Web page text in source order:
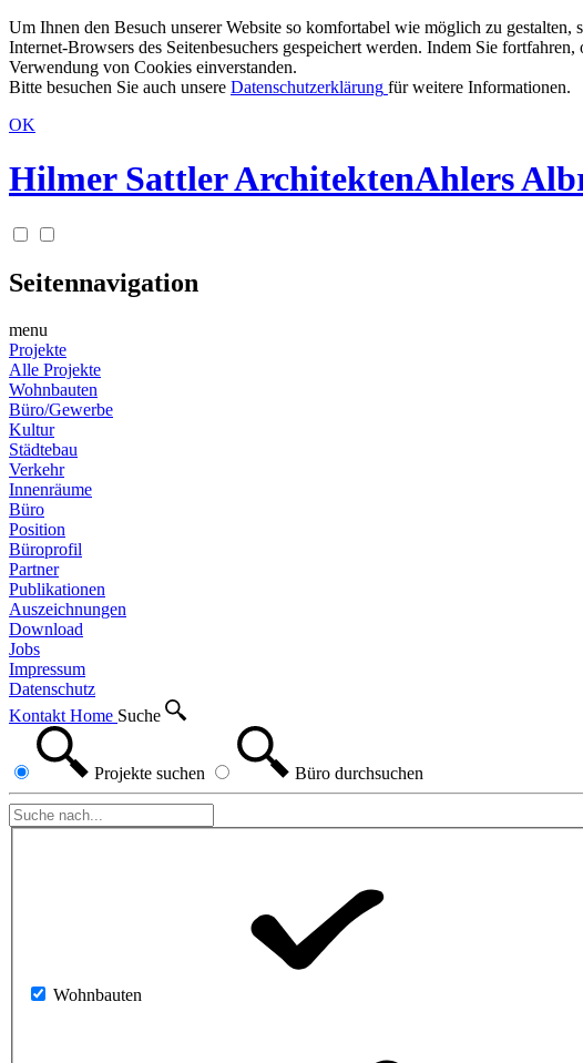
Um Ihnen den Besuch unserer Website so komfortabel wie möglich zu
Internet-Browsers des Seitenbesuchers gespeichert werden. Indem Sie
Verwendung von Cookies einverstanden.
Bitte besuchen Sie auch unsere Datenschutzerklärung für weitere Informationen.
OK
Hilmer Sattler ArchitektenAhlers
Seitennavigation
menu
Projekte
Alle Projekte
Wohnbauten
Büro/Gewerbe
Kultur
Städtebau
Verkehr
Innenräume
Büro
Position
Büroprofil
Partner
Publikationen
Auszeichnungen
Download
Jobs
Impressum
Datenschutz
Kontakt Home Suche
Projekte suchen Büro durchsuchen
Wohnbauten